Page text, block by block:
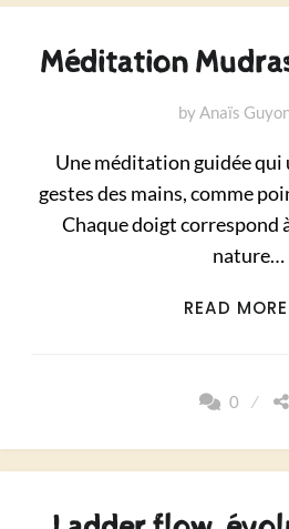
Méditation
byAnaïs
Une méditation guidée qui
gestes des mains, comme
Chaque doigt correspond
nature…
READ MORE
0